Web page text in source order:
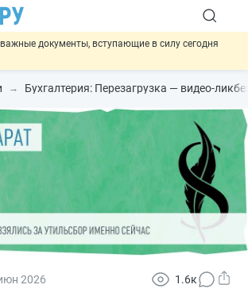
важные документы, вступающие в силу сегодня
о блокировке продажи опасных товаров через
устранение ошибок в документах предлагают
единые критерии трудовых и ГПХ-
Бухгалтерия: Перезагрузка — видео-
2026 1.6к